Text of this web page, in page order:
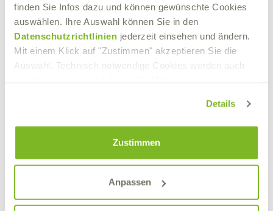
finden Sie Infos dazu und können gewünschte Cookies
auswählen. Ihre Auswahl können Sie in den
Datenschutzrichtlinien jederzeit einsehen und ändern.
Mit einem Klick auf "Zustimmen" akzeptieren Sie die
Auswahl. Technisch notwendige Cookies werden auch
Details
Zustimmen
Anpassen